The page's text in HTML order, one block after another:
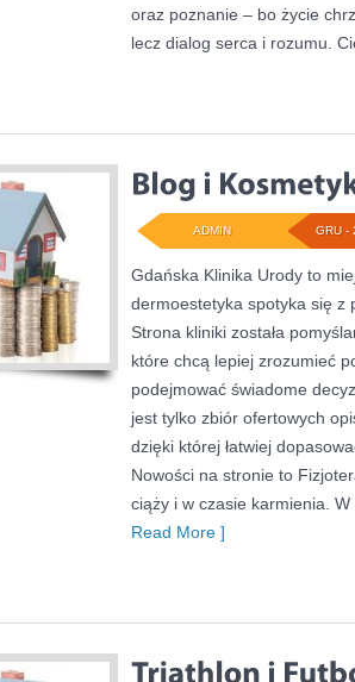
oraz poznanie – bo życie
lecz dialog serca i rozumu.
GRU -
ADMIN
Gdańska Klinika Urody to
dermoestetyka spotyka się z
Strona kliniki została
które chcą lepiej zrozumieć
podejmować świadome
jest tylko zbiór ofertowych
dzięki której łatwiej
Nowości na stronie to
ciąży i w czasie karmienia.
Read More ]